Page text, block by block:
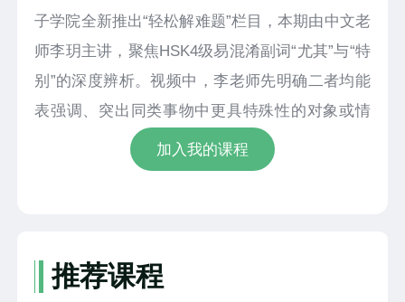
子学院全新推出“轻松解难题”栏目，本期由中文老
师李玥主讲，聚焦HSK4级易混淆副词“尤其”与“特
别”的深度辨析。视频中，李老师先明确二者均能
表强调、突出同类事物中更具特殊性的对象或情
况的共性，再从语义侧重、使用场景、语法搭
配、语体风格多维度精准拆解核心差异：“尤其”侧
搭配，语体更偏正式，多用于书面及规范表达；
“特别”侧重强调事物具有与众不同的特质或程度上
加入我的课程
推荐课程